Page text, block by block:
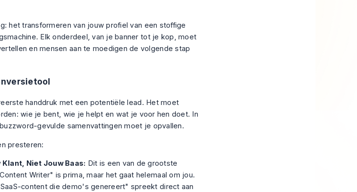
het transformeren van jouw profiel van een stoffige
Elk onderdeel, van je banner tot je kop, moet
en mensen aan te moedigen de volgende stap
handdruk met een potentiële lead. Het moet
wie je bent, wie je helpt en wat je voor hen doet. In
gevulde samenvattingen moet je opvallen.
presteren:
Niet Jouw Baas: Dit is een van de grootste
Writer" is prima, maar het gaat helemaal om jou.
content die demo's genereert" spreekt direct aan